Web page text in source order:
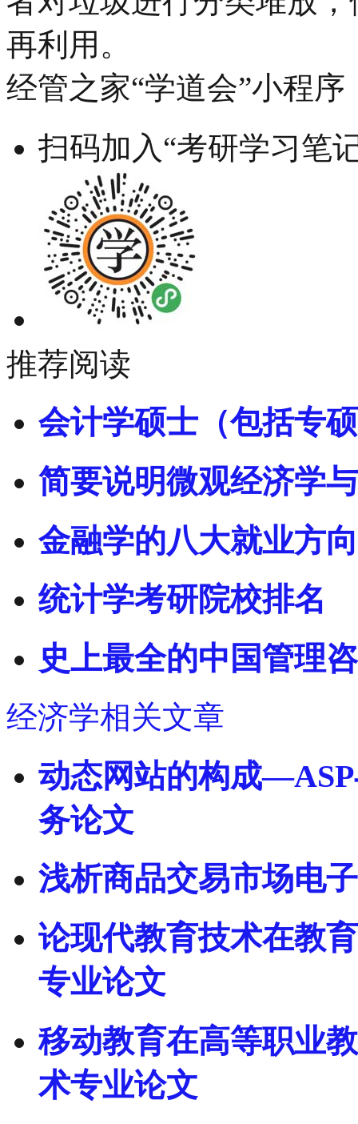
再利用。
经管之家“学道会”小程序
扫码加入“考研学习笔
推荐阅读
会计学硕士（包括专
简要说明微观经济学
金融学的八大就业方
统计学考研院校排名
史上最全的中国管理
经济学相关文章
动态网站的构成
务论文
浅析商品交易市场电
论现代教育技术在教
专业论文
移动教育在高等职业
术专业论文